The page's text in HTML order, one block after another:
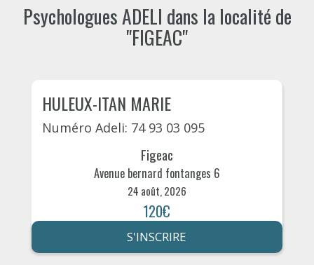
Psychologues ADELI dans la localité de
"FIGEAC"
HULEUX-ITAN MARIE
Numéro Adeli: 74 93 03 095
Figeac
Avenue bernard fontanges 6
24 août, 2026
120€
S'INSCRIRE